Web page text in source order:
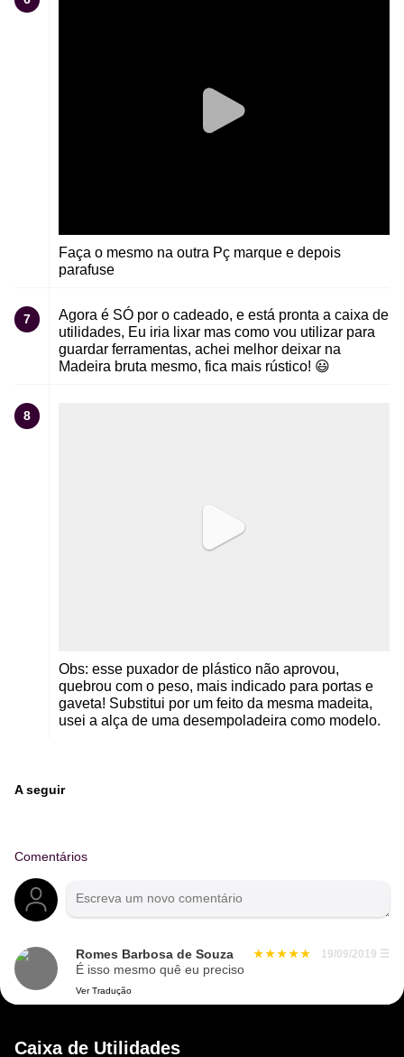
Faça o mesmo na outra Pç marque e depois
parafuse
7
Agora é SÓ por o cadeado, e está pronta a caixa de
utilidades, Eu iria lixar mas como vou utilizar para
guardar ferramentas, achei melhor deixar na
Madeira bruta mesmo, fica mais rústico! 😃
8
Obs: esse puxador de plástico não aprovou,
quebrou com o peso, mais indicado para portas e
gaveta! Substitui por um feito da mesma madeita,
usei a alça de uma desempoladeira como modelo.
A seguir
Comentários
Romes Barbosa de Souza 19/09/2019 ☰
É isso mesmo quê eu preciso
Ver Tradução
Caixa de Utilidades